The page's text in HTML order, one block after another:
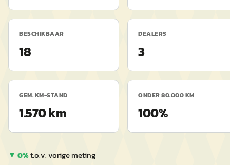
BESCHIKBAAR
18
DEALERS
3
GEM. KM-STAND
1.570 km
ONDER 80.000 KM
100%
▼ 0%t.o.v. vorige meting